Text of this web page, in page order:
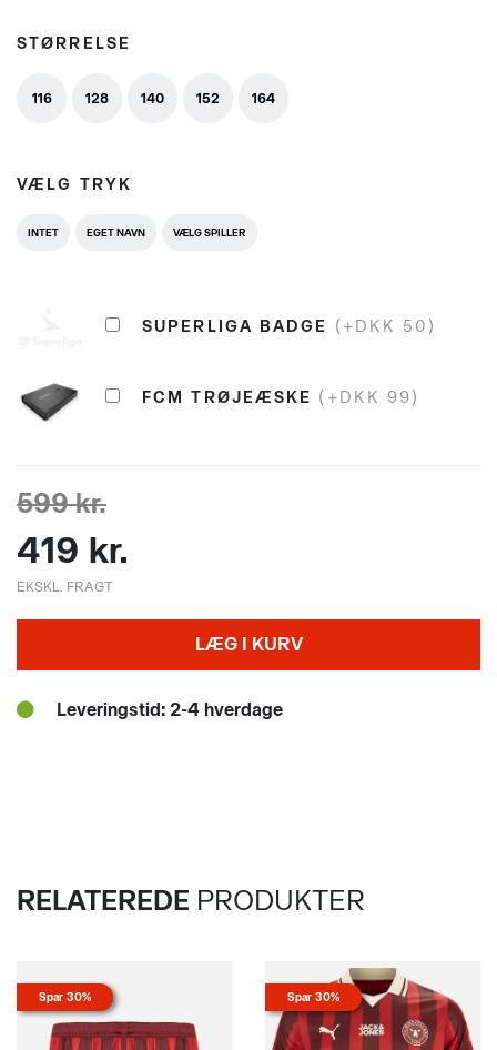
STØRRELSE
116 128 140 152 164
VÆLG TRYK
INTET EGET NAVN VÆLG SPILLER
SUPERLIGA BADGE (+DKK 50)
FCM TRØJEÆSKE (+DKK 99)
599 kr.
419 kr.
EKSKL. FRAGT
LÆG I KURV
Leveringstid: 2-4 hverdage
RELATEREDE PRODUKTER
Spar 30% Spar 30%